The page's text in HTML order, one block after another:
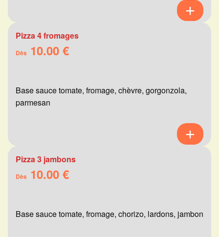
Pizza 4 fromages
Dès 10.00 €
Base sauce tomate, fromage, chèvre, gorgonzola,
parmesan
Pizza 3 jambons
Dès 10.00 €
Base sauce tomate, fromage, chorizo, lardons, jambon